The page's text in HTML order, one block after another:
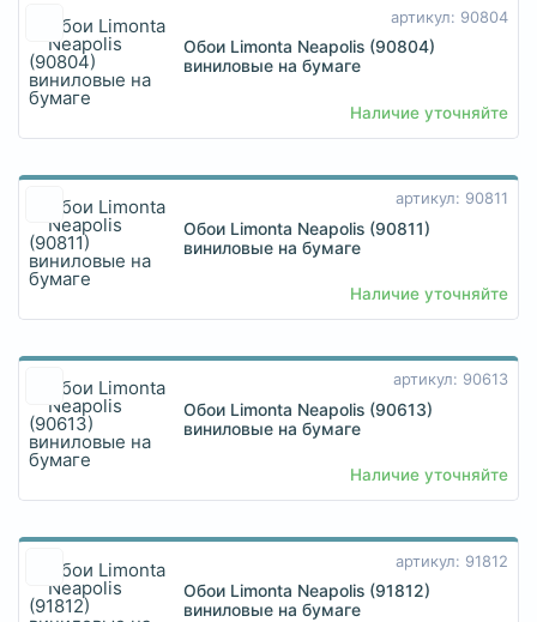
артикул: 90804
Обои Limonta Neapolis (90804)
виниловые на бумаге
Наличие уточняйте
артикул: 90811
Обои Limonta Neapolis (90811)
виниловые на бумаге
Наличие уточняйте
артикул: 90613
Обои Limonta Neapolis (90613)
виниловые на бумаге
Наличие уточняйте
артикул: 91812
Обои Limonta Neapolis (91812)
виниловые на бумаге